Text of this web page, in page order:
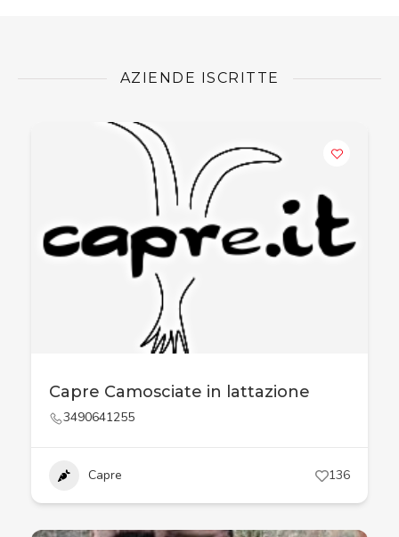
AZIENDE ISCRITTE
Capre Camosciate in lattazione
3490641255
Capre 136